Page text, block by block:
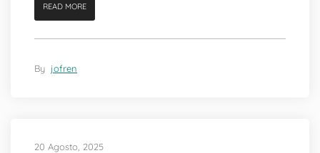
READ MORE
By jofren
20 Agosto, 2025